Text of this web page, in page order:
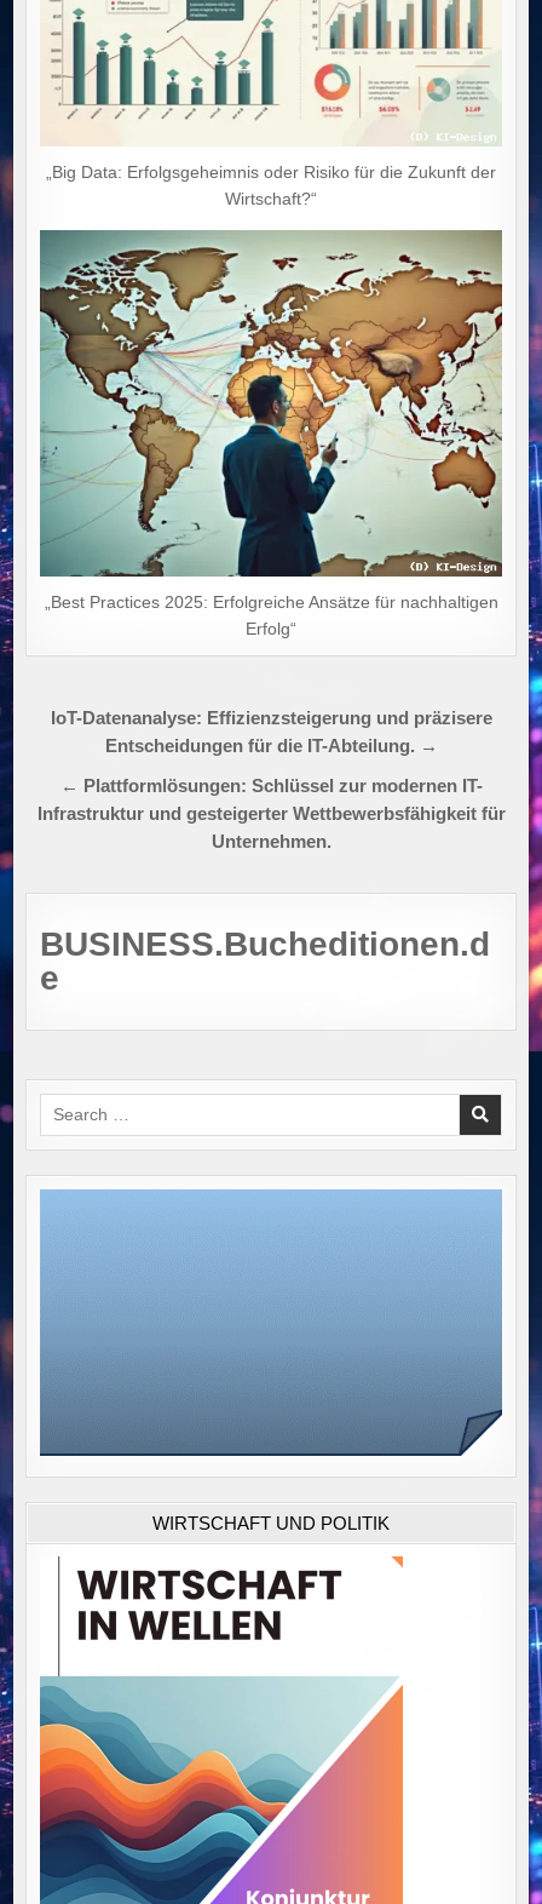
„Big Data: Erfolgsgeheimnis oder Risiko für die Zukunft der
Wirtschaft?“
„Best Practices 2025: Erfolgreiche Ansätze für nachhaltigen
Erfolg“
Beitragsnavigation
IoT-Datenanalyse: Effizienzsteigerung und präzisere
Entscheidungen für die IT-Abteilung. →
← Plattformlösungen: Schlüssel zur modernen IT-
Infrastruktur und gesteigerter Wettbewerbsfähigkeit für
Unternehmen.
BUSINESS.Bucheditionen.d
e
Search
for:
WIRTSCHAFT UND POLITIK